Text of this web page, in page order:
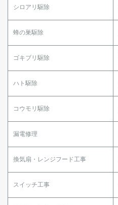
シロアリ駆除
蜂の巣駆除
ゴキブリ駆除
ハト駆除
コウモリ駆除
漏電修理
換気扇・レンジフード工事
スイッチ工事